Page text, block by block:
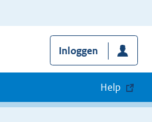
Inloggen
Help